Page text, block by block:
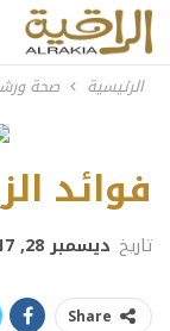
الرئيسية صحة
فوائد
تاريخ ديسمبر 28, 2017
Share